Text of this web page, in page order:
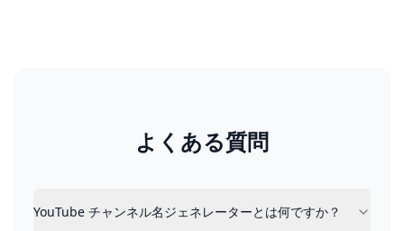
よくある質問
YouTube チャンネル名ジェネレーターは、YouTube チ
YouTube チャンネル名ジェネレーターとは何ですか？